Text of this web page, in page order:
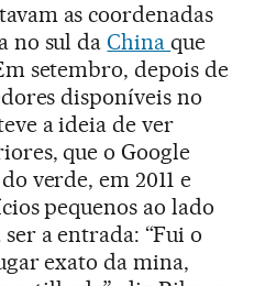
as coordenadas
no sul daChinaque
setembro, depois de
disponíveis no
a ideia de ver
que o Google
verde, em 2011 e
pequenos ao lado
a entrada: “Fui o
exato da mina,